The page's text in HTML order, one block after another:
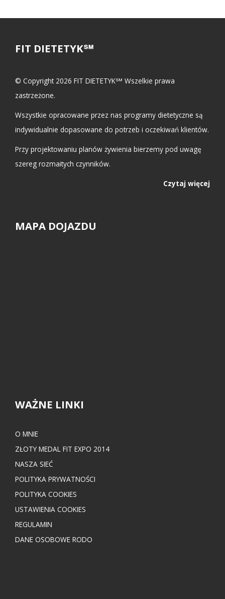
FIT DIETETYK℠
© Copyright 2026 FIT DIETETYK℠ Wszelkie prawa
zastrzeżone.
Wszystkie opracowane przez nas programy dietetyczne są
indywidualnie dopasowane do potrzeb i oczekiwań klientów.
Przy projektowaniu planów żywienia bierzemy pod uwagę
szereg rozmaitych czynników.
Czytaj więcej
MAPA DOJAZDU
WAŻNE LINKI
O MNIE
ZŁOTY MEDAL FIT EXPO 2014
NASZA SIEĆ
POLITYKA PRYWATNOŚCI
POLITYKA COOKIES
USTAWIENIA COOKIES
REGULAMIN
DANE OSOBOWE RODO